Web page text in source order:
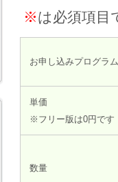
※は必須項目
お申し込みプログラ
単価
※フリー版は0円です
数量